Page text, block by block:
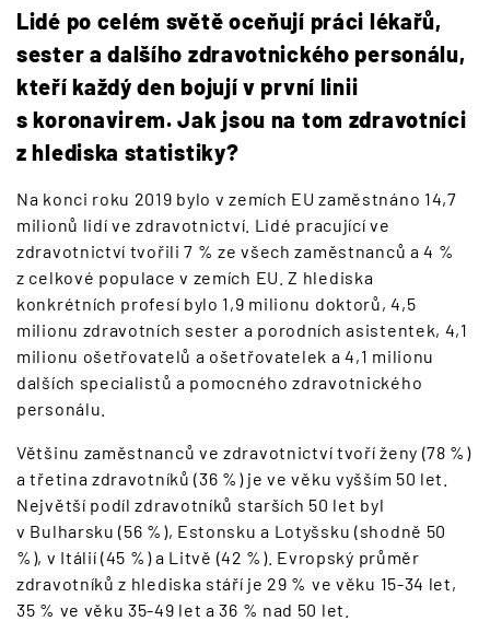
Lidé po celém světě oceňují práci lékařů,
sester a dalšího zdravotnického personálu,
kteří každý den bojují v první linii
s koronavirem. Jak jsou na tom zdravotníci
z hlediska statistiky?
Na konci roku 2019 bylo v zemích EU zaměstnáno 14,7
milionů lidí ve zdravotnictví. Lidé pracující ve
zdravotnictví tvořili 7 % ze všech zaměstnanců a 4 %
z celkové populace v zemích EU. Z hlediska
konkrétních profesí bylo 1,9 milionu doktorů, 4,5
milionu zdravotních sester a porodních asistentek, 4,1
milionu ošetřovatelů a ošetřovatelek a 4,1 milionu
dalších specialistů a pomocného zdravotnického
personálu.
Většinu zaměstnanců ve zdravotnictví tvoří ženy (78 %)
a třetina zdravotníků (36 %) je ve věku vyšším 50 let.
Největší podíl zdravotníků starších 50 let byl
v Bulharsku (56 %), Estonsku a Lotyšsku (shodně 50
%), v Itálií (45 %) a Litvě (42 %). Evropský průměr
zdravotníků z hlediska stáří je 29 % ve věku 15-34 let,
35 % ve věku 35-49 let a 36 % nad 50 let.